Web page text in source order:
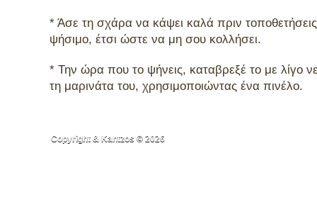
* Άσε τη σχάρα να κάψει καλά πριν
ψήσιμο, έτσι ώστε να μη σου κολλήσει.
* Την ώρα που το ψήνεις, καταβρεξέ το με λίγο
τη μαρινάτα του, χρησιμοποιώντας ένα πινέλο.
Copyright & Kantzos © 2026